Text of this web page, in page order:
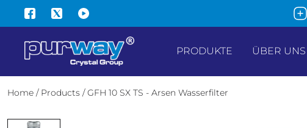
SPRINGEN
PRODUKTE ÜBER UNS
Home / Products /GFH 10 SX TS - Arsen Wasserfilter